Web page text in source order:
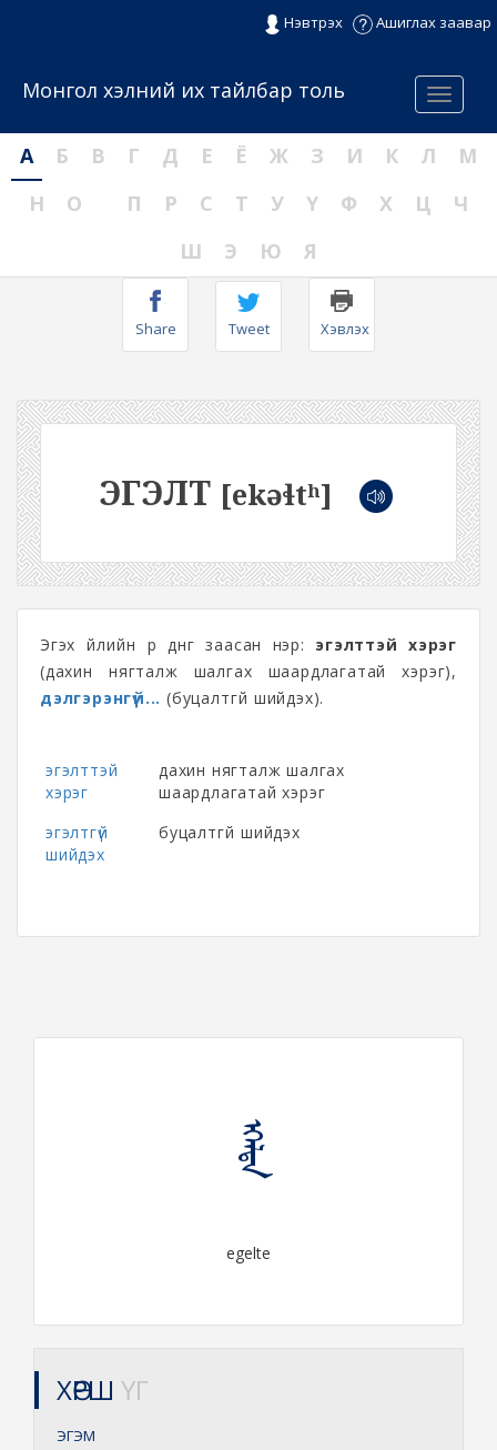
Нэвтрэх Ашиглах заавар
Menu
Монгол хэлний их тайлбар толь
А Б В Г Д Е Ё Ж З И К Л
М
Н
О П Р С Т У Ү Ф Х Ц
Ч
Ш
Э Ю Я
Share Tweet Хэвлэх
ЭГЭЛТ [ekəɬtʰ]
Эгэх үйлийн үр дүнг заасан нэр: эгэлттэй хэрэг
(дахин нягталж шалгах шаардлагатай хэрэг),
дэлгэрэнгүй... (буцалтгүй шийдэх).
эгэлттэй
хэрэг
дахин нягталж шалгах
шаардлагатай хэрэг
эгэлтгүй
шийдэх
буцалтгүй шийдэх
ᠡᠭᠡᠯᠲᠡ
egelte
ХӨРШ ҮГ
ЭГЭМ